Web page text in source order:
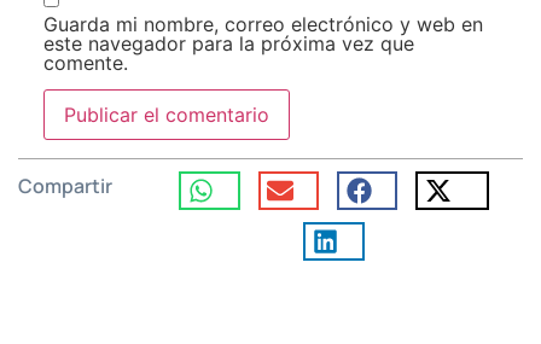
Guarda mi nombre, correo electrónico y web en
este navegador para la próxima vez que
comente.
Compartir